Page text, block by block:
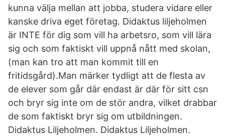
kunna välja mellan att jobba, studera vidare eller
kanske driva eget företag. Didaktus liljeholmen
är INTE för dig som vill ha arbetsro, som vill lära
sig och som faktiskt vill uppnå nått med skolan,
(man kan tro att man kommit till en
fritidsgård).Man märker tydligt att de flesta av
de elever som går där endast är där för sitt csn
och bryr sig inte om de stör andra, vilket drabbar
de som faktiskt bryr sig om utbildningen.
Didaktus Liljeholmen. Didaktus Liljeholmen.